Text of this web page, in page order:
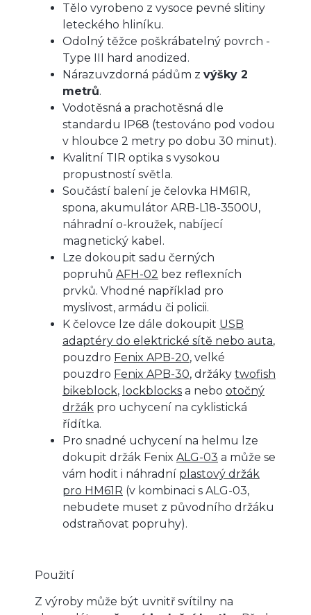
Tělo vyrobeno z vysoce pevné slitiny
leteckého hliníku.
Odolný těžce poškrábatelný povrch -
Type III hard anodized.
Nárazuvzdorná pádům z výšky 2
metrů.
Vodotěsná a prachotěsná dle
standardu IP68 (testováno pod vodou
v hloubce 2 metry po dobu 30 minut).
Kvalitní TIR optika s vysokou
propustností světla.
Součástí balení je čelovka HM61R,
spona, akumulátor ARB-L18-3500U,
náhradní o-kroužek, nabíjecí
magnetický kabel.
Lze dokoupit sadu černých
popruhů AFH-02 bez reflexních
prvků. Vhodné například pro
myslivost, armádu či policii.
K čelovce lze dále dokoupit USB
adaptéry do elektrické sítě nebo auta,
pouzdro Fenix APB-20, velké
pouzdro Fenix APB-30, držáky twofish
bikeblock, lockblocks a nebo otočný
držák pro uchycení na cyklistická
řídítka.
Pro snadné uchycení na helmu lze
dokupit držák Fenix ALG-03 a může se
vám hodit i náhradní plastový držák
pro HM61R (v kombinaci s ALG-03,
nebudete muset z původního držáku
odstraňovat popruhy).
Použití
Z výroby může být uvnitř svítilny na